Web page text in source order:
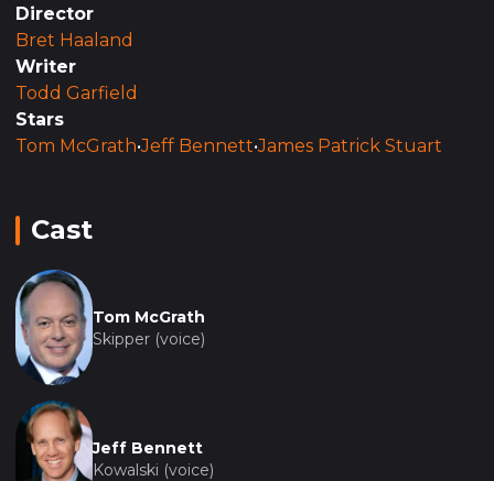
Director
Bret Haaland
Writer
Todd Garfield
Stars
Tom McGrath•Jeff Bennett•James Patrick Stuart
Cast
Tom McGrath
Skipper (voice)
Jeff Bennett
Kowalski (voice)